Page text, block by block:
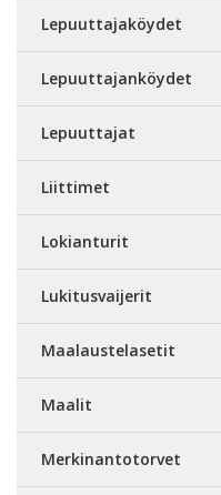
Lepuuttajaköydet
Lepuuttajanköydet
Lepuuttajat
Liittimet
Lokianturit
Lukitusvaijerit
Maalaustelasetit
Maalit
Merkinantotorvet